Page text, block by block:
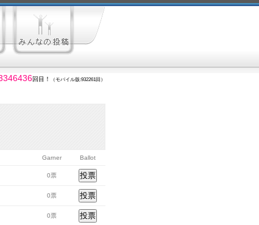
回目！ （モバイル版:932261回）
Garner Ballot
0票
0票
0票